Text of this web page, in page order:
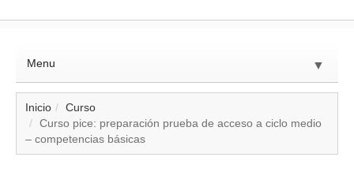
Menu ▼
Inicio
Curso
Curso pice: preparación prueba de acceso a ciclo medio
– competencias básicas